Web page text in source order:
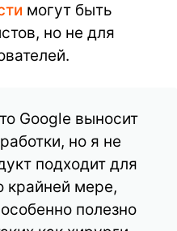
могут быть
но не для
Google выносит
но я не
подходит для
крайней мере,
полезно